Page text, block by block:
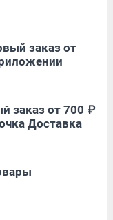
заказ от
заказ от 700 ₽
Доставка